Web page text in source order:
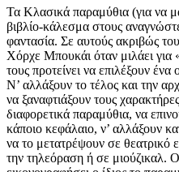
Τα Κλασικά παραμύθια (για να
βιβλίο-κάλεσμα στους
φαντασία. Σε αυτούς ακριβώς
Χόρχε Μπουκάι όταν μιλάει για
τους προτείνει να επιλέξουν
Ν’ αλλάξουν το τέλος και την
να ξαναφτιάξουν τους
διαφορετικά παραμύθια, να
κάποιο κεφάλαιο, ν’ αλλάξουν
να το μετατρέψουν σε θεατρικό
την τηλεόραση ή σε μιούζικαλ.